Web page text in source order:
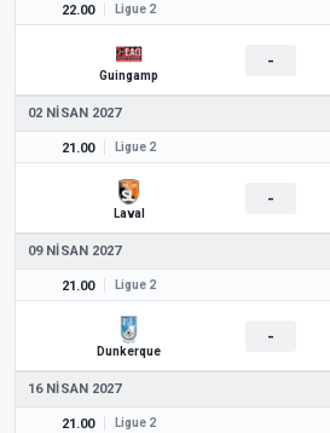
22.00 Ligue 2
Guingamp
-
02 NISAN 2027
21.00 Ligue 2
Laval
-
09 NISAN 2027
21.00 Ligue 2
Dunkerque
-
16 NISAN 2027
21.00 Ligue 2